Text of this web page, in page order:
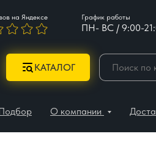
ПН- ВС / 9:00-
на Яндексе График работы
КАТАЛОГ
О компании